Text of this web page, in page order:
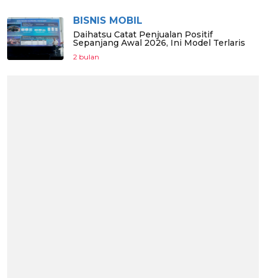
BISNIS MOBIL
Daihatsu Catat Penjualan Positif
Sepanjang Awal 2026, Ini Model Terlaris
2 bulan